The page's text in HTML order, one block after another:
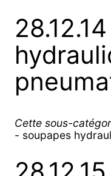
Cette sous-
- soupapes